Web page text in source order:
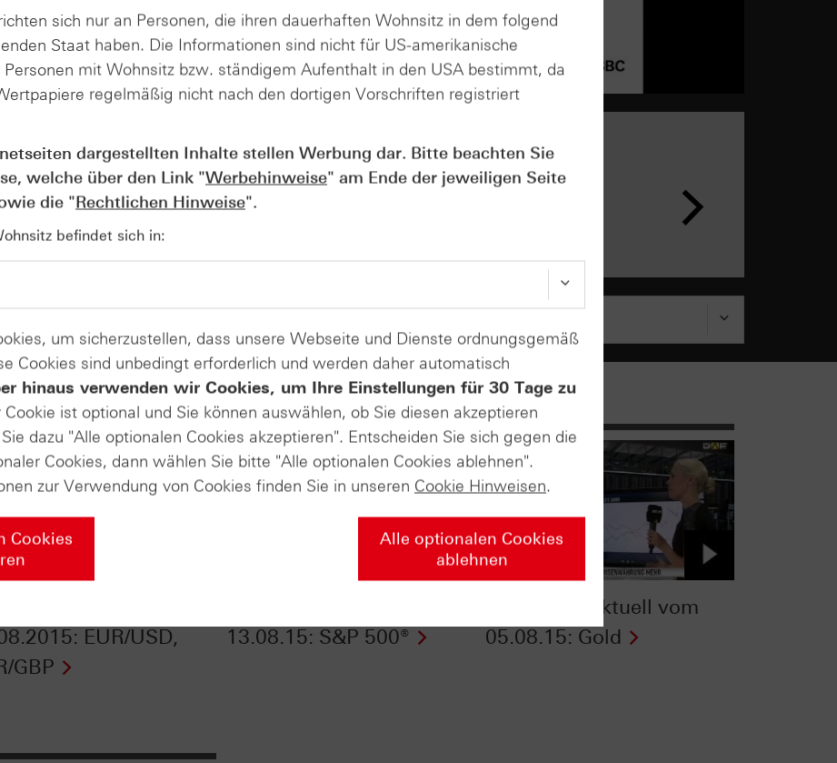
AUGUST
07
Wie lange bleibt der DAX® in
Rekordlaune? - ntv Zertifikate
07.08.26
EUR/USD,
GBP
13.08.15: S&P 500®
Zertifikate Aktuell vom
05.08.15: Gold
sich nur an Personen, die ihren dauerhaften Wohnsitz in dem folgend
Staat haben. Die Informationen sind nicht für US-amerikanische
mit Wohnsitz bzw. ständigem Aufenthalt in den USA bestimmt, da
regelmäßig nicht nach den dortigen Vorschriften registriert
dargestellten Inhalte stellen Werbung dar. Bitte beachten Sie
welche über den Link "Werbehinweise" am Ende der jeweiligen Seite
die "Rechtlichen Hinweise".
befindet sich in:
um sicherzustellen, dass unsere Webseite und Dienste ordnungsgemäß
Cookies sind unbedingt erforderlich und werden daher automatisch
hinaus verwenden wir Cookies, um Ihre Einstellungen für 30 Tage zu
Cookie ist optional und Sie können auswählen, ob Sie diesen akzeptieren
dazu "Alle optionalen Cookies akzeptieren". Entscheiden Sie sich gegen die
Cookies, dann wählen Sie bitte "Alle optionalen Cookies ablehnen".
zur Verwendung von Cookies finden Sie in unseren Cookie Hinweisen.
Cookies
Alle optionalen Cookies
ablehnen